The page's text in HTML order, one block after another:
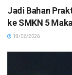
Jadi Bahan
ke SMKN 5
19/06/2026